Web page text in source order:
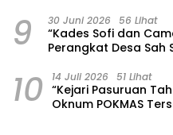
9 30 Juni 2026 56 Lihat
“Kades Sofi dan
Perangkat Desa Sah
10 14 Juli 2026 51 Lihat
“Kejari Pasuruan
Oknum POKMAS